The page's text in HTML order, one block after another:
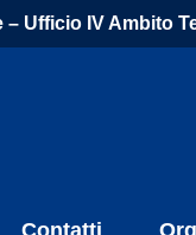
Ufficio IV Ambito
Contatti